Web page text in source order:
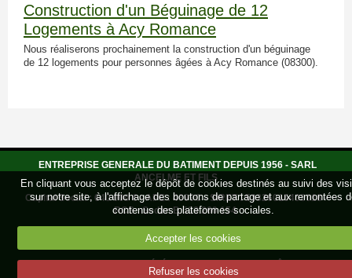
Construction d'un Béguinage de 12
Logements à Acy Romance
Nous réaliserons prochainement la construction d'un béguinage
de 12 logements pour personnes âgées à Acy Romance (08300).
ENTREPRISE GENERALE DU BATIMENT DEPUIS 1956 - SARL
ANCELME ET FILS
Capital Social : 640 000 € - APE : 4399C - SIRET : 53326015400018 -
RCS : Sedan B 533 260 154
Dynamiques au Service du Particulier et des Collectivités
En cliquant vous acceptez le dépôt de cookies destinés au suivi des
sur notre site, à l'affichage des boutons de partage et aux remontées
contenus des plateformes sociales.
Accepter les cookies
Refuser les cookies